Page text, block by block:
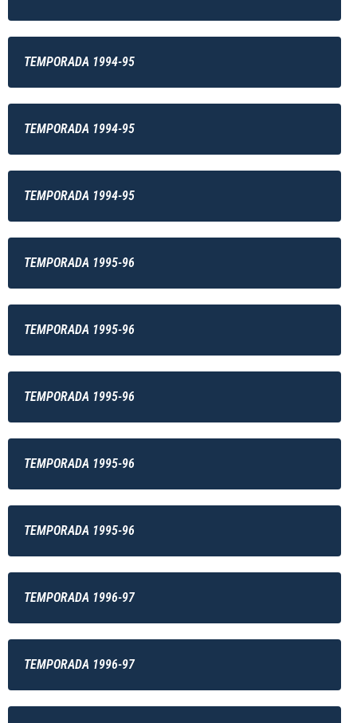
TEMPORADA 1994-95
TEMPORADA 1994-95
TEMPORADA 1994-95
TEMPORADA 1995-96
TEMPORADA 1995-96
TEMPORADA 1995-96
TEMPORADA 1995-96
TEMPORADA 1995-96
TEMPORADA 1996-97
TEMPORADA 1996-97